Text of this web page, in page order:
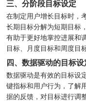
三、分阶段目标设定
在制定用户增长目标时，
长期目标分解为短期目标
有助于更好地掌控进展和
目标、月度目标和周度目
四、数据驱动的目标设
数据驱动是有效的目标设
键指标和用户行为，了解
据的反馈，对目标进行调